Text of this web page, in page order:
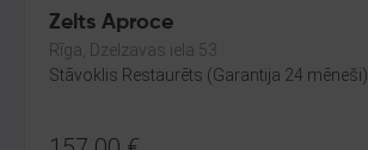
Zelts Aproce
Rīga, Dzelzavas iela 53
Stāvoklis Restaurēts (Garantija 24 mēneši)